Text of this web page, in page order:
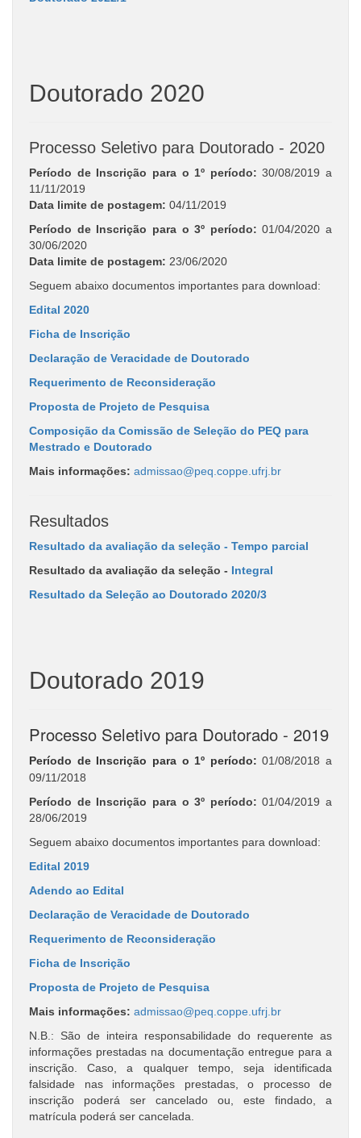
Doutorado 2020
Processo Seletivo para Doutorado - 2020
Período de Inscrição para o 1º período: 30/08/2019 a
11/11/2019
Data limite de postagem: 04/11/2019
Período de Inscrição para o 3º período:01/04/2020 a
30/06/2020
Data limite de postagem: 23/06/2020
Seguem abaixo documentos importantes para download:
Edital 2020
Ficha de Inscrição
Declaração de Veracidade de Doutorado
Requerimento de Reconsideração
Proposta de Projeto de Pesquisa
Composição da Comissão de Seleção do PEQ para
Mestrado e Doutorado
Mais informações: admissao@peq.coppe.ufrj.br
Resultados
Resultado da avaliação da seleção - Tempo parcial
Resultado da avaliação da seleção - Integral
Resultado da Seleção ao Doutorado 2020/3
Doutorado 2019
Processo Seletivo para Doutorado - 2019
Período de Inscrição para o 1º período: 01/08/2018 a
09/11/2018
Período de Inscrição para o 3º período: 01/04/2019 a
28/06/2019
Seguem abaixo documentos importantes para download:
Edital 2019
Adendo ao Edital
Declaração de Veracidade de Doutorado
Requerimento de Reconsideração
Ficha de Inscrição
Proposta de Projeto de Pesquisa
Mais informações: admissao@peq.coppe.ufrj.br
N.B.: São de inteira responsabilidade do requerente as
informações prestadas na documentação entregue para a
inscrição. Caso, a qualquer tempo, seja identificada
falsidade nas informações prestadas, o processo de
inscrição poderá ser cancelado ou, este findado, a
matrícula poderá ser cancelada.